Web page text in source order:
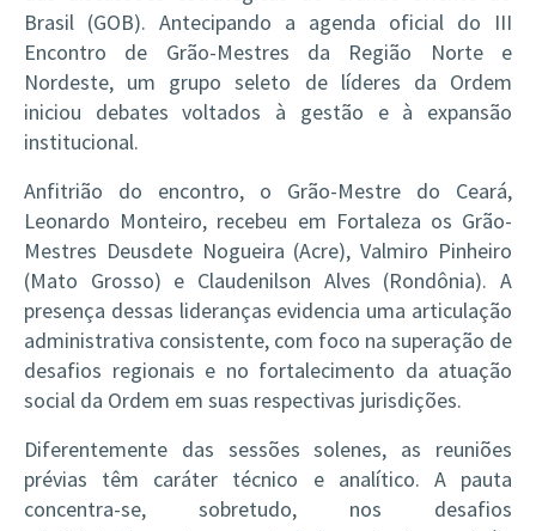
Brasil (GOB). Antecipando a agenda oficial do III
Encontro de Grão-Mestres da Região Norte e
Nordeste, um grupo seleto de líderes da Ordem
iniciou debates voltados à gestão e à expansão
institucional.
Anfitrião do encontro, o Grão-Mestre do Ceará,
Leonardo Monteiro, recebeu em Fortaleza os Grão-
Mestres Deusdete Nogueira (Acre), Valmiro Pinheiro
(Mato Grosso) e Claudenilson Alves (Rondônia). A
presença dessas lideranças evidencia uma articulação
administrativa consistente, com foco na superação de
desafios regionais e no fortalecimento da atuação
social da Ordem em suas respectivas jurisdições.
Diferentemente das sessões solenes, as reuniões
prévias têm caráter técnico e analítico. A pauta
concentra-se, sobretudo, nos desafios